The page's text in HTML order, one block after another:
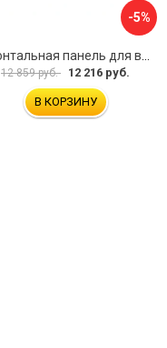
-5%
12 859 руб. 12 216 руб.
В КОРЗИНУ